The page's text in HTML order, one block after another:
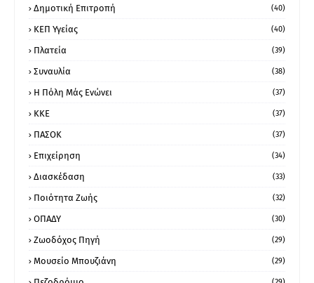
Δημοτική Επιτροπή (40)
ΚΕΠ Υγείας (40)
Πλατεία (39)
Συναυλία (38)
Η Πόλη Μάς Ενώνει (37)
ΚΚΕ (37)
ΠΑΣΟΚ (37)
Επιχείρηση (34)
Διασκέδαση (33)
Ποιότητα Ζωής (32)
ΟΠΑΔΥ (30)
Ζωοδόχος Πηγή (29)
Μουσείο Μπουζιάνη (29)